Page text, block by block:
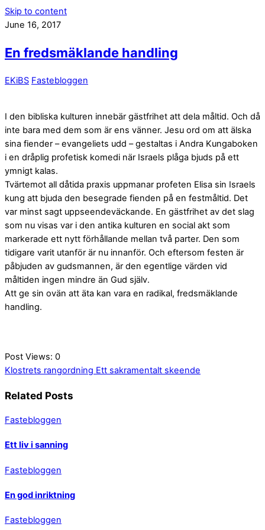
Skip to content
June 16, 2017
En fredsmäklande handling
EKiBS Fastebloggen
I den bibliska kulturen innebär gästfrihet att dela måltid. Och då
inte bara med dem som är ens vänner. Jesu ord om att älska
sina fiender – evangeliets udd – gestaltas i Andra Kungaboken
i en dråplig profetisk komedi när Israels plåga bjuds på ett
ymnigt kalas.
Tvärtemot all dåtida praxis uppmanar profeten Elisa sin Israels
kung att bjuda den besegrade fienden på en festmåltid. Det
var minst sagt uppseendeväckande. En gästfrihet av det slag
som nu visas var i den antika kulturen en social akt som
markerade ett nytt förhållande mellan två parter. Den som
tidigare varit utanför är nu innanför. Och eftersom festen är
påbjuden av gudsmannen, är den egentlige värden vid
måltiden ingen mindre än Gud själv.
Att ge sin ovän att äta kan vara en radikal, fredsmäklande
handling.
Post Views: 0
Klostrets rangordning Ett sakramentalt skeende
Related Posts
Fastebloggen
Ett liv i sanning
Fastebloggen
En god inriktning
Fastebloggen